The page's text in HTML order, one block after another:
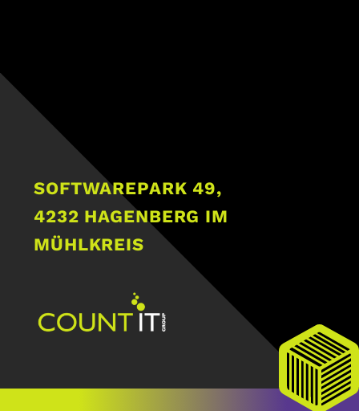
SOFTWAREPARK 49,
4232 HAGENBERG IM
MÜHLKREIS